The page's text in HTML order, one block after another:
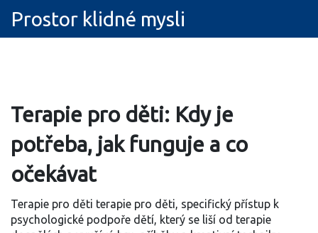
Prostor klidné mysli
Terapie pro děti: Kdy je
potřeba, jak funguje a co
očekávat
Terapie pro děti terapie pro děti, specifický přístup k
psychologické podpoře dětí, který se liší od terapie